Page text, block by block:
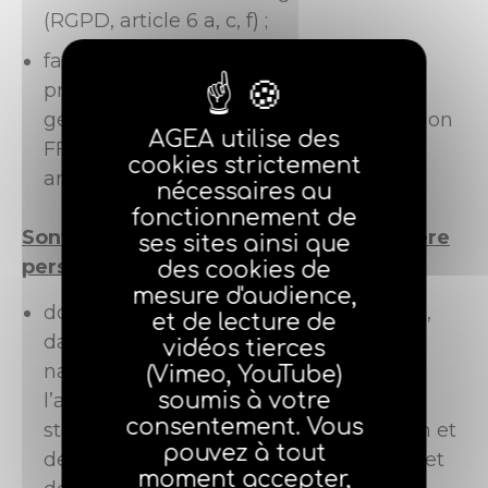
(RGPD, article 6 a, c, f) ;
faire vivre les régimes obligatoires de
prévoyance et de retraite des agents
généraux, conformément à la Convention
FFSA-FNSAGA du 16 avril 1996 (RGPD,
article 6.1.f).
Sont concernées les données à caractère
personnel suivantes:
données d’identification (nom, prénom,
date de naissance, sexe, âge, lieu de
naissance, etc.), dans le but d’établir
l’adhésion des agents, de faire des
statistiques anonymes sur la profession et
de faire vivre le régime de prévoyance et
AGEA utilise des
cookies strictement
nécessaires au
fonctionnement de
ses sites ainsi que
des cookies de
mesure d'audience,
et de lecture de
vidéos tierces
(Vimeo, YouTube)
soumis à votre
consentement. Vous
pouvez à tout
moment accepter,